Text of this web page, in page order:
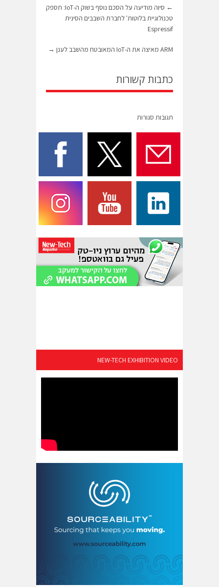
←
סיוה מודיעה על הסכם נוסף בשוק ה-IoT: תספק
טכנולוגיית בלוטות' לחברת השבבים הסינית
Espressif
ARM מאיצה את ה-IoT המאובטח מהשבב לענן →
כתבות קשורות
תגובות סגורות
NEW-TECH EXHIBITION VIDEO